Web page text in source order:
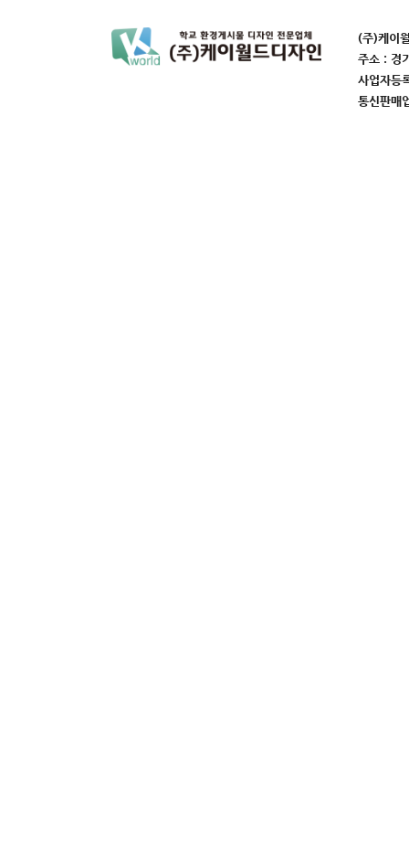
(주)케이
주소 : 경
사업자
통신판매